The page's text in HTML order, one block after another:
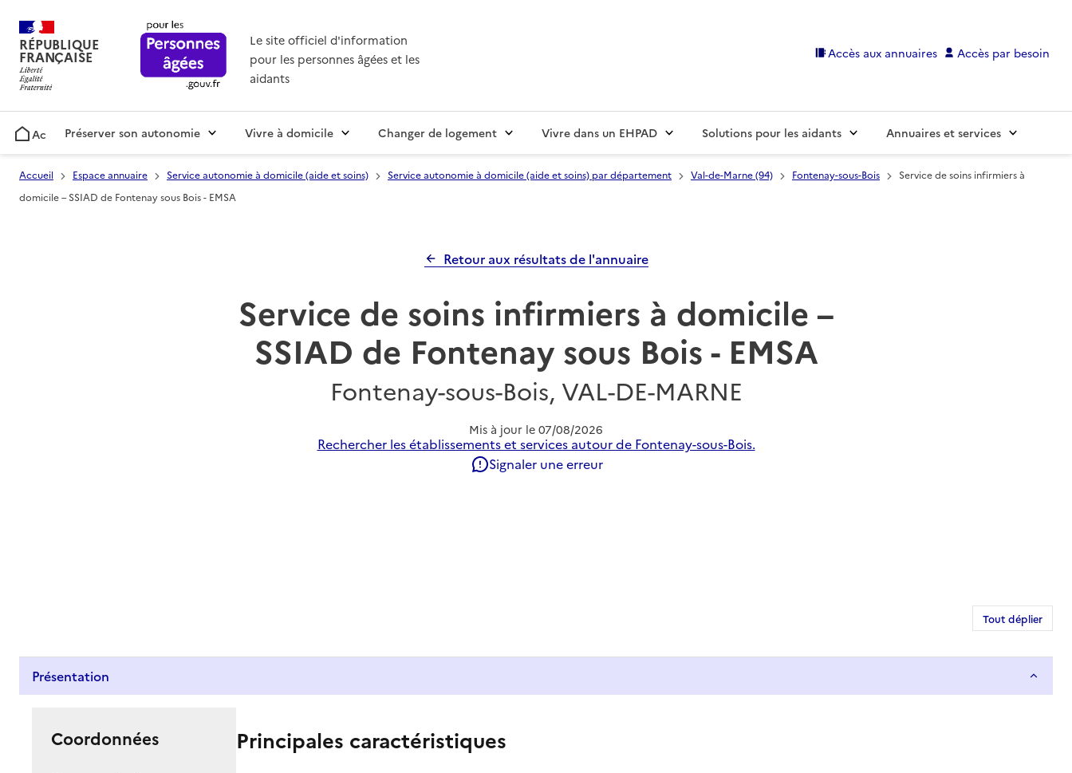
RÉPUBLIQUE
FRANÇAISE
Le site officiel d'information
pour les personnes âgées et les
aidants
Accès aux annuaires Accès par besoin
AccueilPréserver son autonomie Vivre à domicile Changer de logement Vivre dans un EHPAD Solutions pour les aidants Annuaires et services
Accueil Espace annuaire Service autonomie à domicile (aide et soins) Service autonomie à domicile (aide et soins) par département Val-de-Marne (94) Fontenay-sous-Bois
Service de soins infirmiers à
domicile – SSIAD de Fontenay sous Bois - EMSA
Retour aux résultats de l'annuaire
Service de soins infirmiers à domicile –
SSIAD de Fontenay sous Bois - EMSA
Fontenay-sous-Bois, VAL-DE-MARNE
Mis à jour le 07/08/2026
Rechercher les établissements et services autour de Fontenay-sous-Bois.
Signaler une erreur
Tout déplier
Présentation
Coordonnées Principales caractéristiques